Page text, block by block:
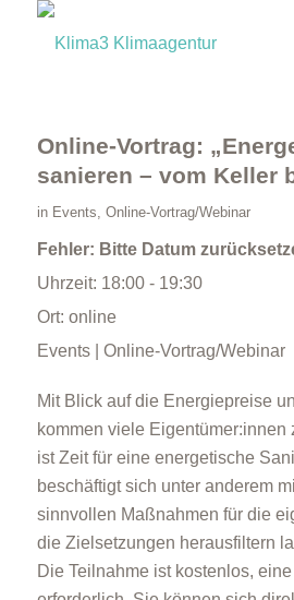
Online-Vortrag:
sanieren – vom Keller
in Events, Online-Vortrag/Webinar
Fehler: Bitte Datum
Uhrzeit: 18:00 - 19:30
Ort: online
Events | Online-Vortrag/Webinar
Mit Blick auf die Energiepreise
kommen viele Eigentümer:innen
ist Zeit für eine energetische
beschäftigt sich unter anderem
sinnvollen Maßnahmen für die
die Zielsetzungen herausfiltern
Die Teilnahme ist kostenlos,